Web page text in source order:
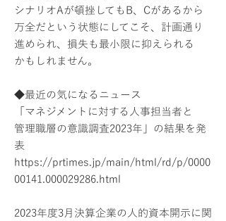
シナリオAが頓挫してもB、Cがあるから
万全だという状態にしてこそ、計画通り
進められ、損失も最小限に抑えられる
かもしれません。
◆最近の気になるニュース
「マネジメントに対する人事担当者と
管理職層の意識調査2023年」の結果を発
表
https://prtimes.jp/main/html/rd/p/0000
00141.000029286.html
2023年度3月決算企業の人的資本開示に関